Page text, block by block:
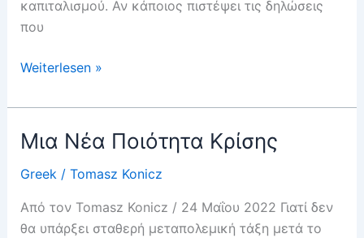
καπιταλισμού. Αν κάποιος πιστέψει τις δηλώσεις
που
Χάος
ηγεμονίας
Weiterlesen »
Μια Νέα Ποιότητα Κρίσης
Greek/ Tomasz Konicz
Από τον Tomasz Konicz / 24 Μαΐου 2022 Γιατί δεν
θα υπάρξει σταθερή μεταπολεμική τάξη μετά το